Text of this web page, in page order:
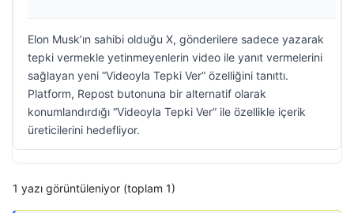
Elon Musk’ın sahibi olduğu X, gönderilere sadece yazarak
tepki vermekle yetinmeyenlerin video ile yanıt vermelerini
sağlayan yeni “Videoyla Tepki Ver” özelliğini tanıttı.
Platform, Repost butonuna bir alternatif olarak
konumlandırdığı “Videoyla Tepki Ver” ile özellikle içerik
üreticilerini hedefliyor.
1 yazı görüntüleniyor (toplam 1)